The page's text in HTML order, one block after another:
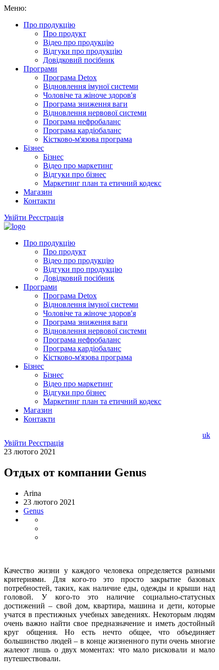
Меню:
Про продукцію
Про продукт
Відео про продукцію
Відгуки про продукцію
Довідковий посібник
Програми
Програма Detox
Відновлення імуної системи
Чоловіче та жіноче здоров'я
Програма зниження ваги
Відновлення нервової системи
Програма нефробаланс
Програма кардіобаланс
Кістково-м'язова програма
Бізнес
Бізнес
Відео про маркетинг
Відгуки про бізнес
Маркетинг план та етичний кодекс
Магазин
Контакти
Увійти Реєстрація
Про продукцію
Про продукт
Відео про продукцію
Відгуки про продукцію
Довідковий посібник
Програми
Програма Detox
Відновлення імуної системи
Чоловіче та жіноче здоров'я
Програма зниження ваги
Відновлення нервової системи
Програма нефробаланс
Програма кардіобаланс
Кістково-м'язова програма
Бізнес
Бізнес
Відео про маркетинг
Відгуки про бізнес
Маркетинг план та етичний кодекс
Магазин
Контакти
uk
Увійти Реєстрація
23 лютого 2021
Отдых от компании Genus
Arina
23 лютого 2021
Genus
Качество жизни у каждого человека определяется разными
критериями. Для кого-то это просто закрытие базовых
потребностей, таких, как наличие еды, одежды и крыши над
головой. У кого-то это наличие социально-статусных
достижений – свой дом, квартира, машина и дети, которые
учатся в престижных учебных заведениях. Некоторым людям
очень важно найти свое предназначение и иметь достойный
круг общения. Но есть нечто общее, что объединяет
большинство людей – в конце жизненного пути очень многие
жалеют лишь о двух моментах: что мало рисковали и мало
путешествовали.